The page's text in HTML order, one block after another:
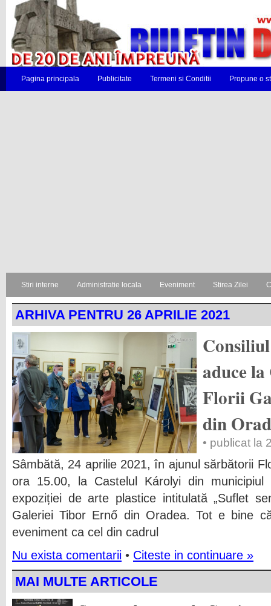
Pagina principala Publicitate Termeni si Conditii Propune o
Stiri interne Administratie locala Eveniment Stirea Zilei
ARHIVA PENTRU 26 APRILIE 2021
aduce
Florii
din
• publicat la
Sâmbătă, 24 aprilie 2021, în ajunul sărbătorii
ora 15.00, la Castelul Károlyi din
expoziției de arte plastice intitulată „Suflet
Galeriei Tibor Ernő din Oradea. Tot e bine
eveniment ca cel din cadrul
Nu exista comentarii • Citeste in continuare »
MAI MULTE ARTICOLE